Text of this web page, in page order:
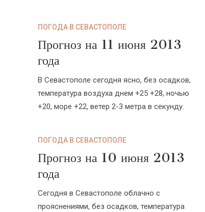
ПОГОДА В СЕВАСТОПОЛЕ
Прогноз на 11 июня 2013
года
В Севастополе сегодня ясно, без осадков,
температура воздуха днем +25 +28, ночью
+20, море +22, ветер 2-3 метра в секунду.
ПОГОДА В СЕВАСТОПОЛЕ
Прогноз на 10 июня 2013
года
Cегодня в Севастополе облачно с
прояснениями, без осадков, температура